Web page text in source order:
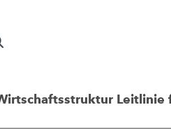
Leitlinie